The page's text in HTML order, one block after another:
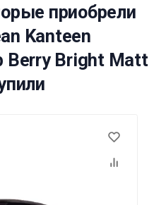
приобрели
Kanteen
Berry Bright Matt